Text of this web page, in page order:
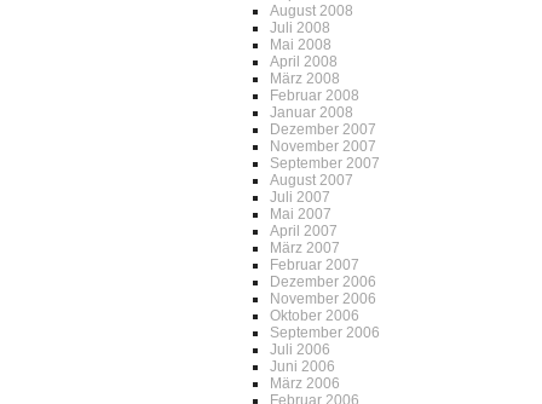
August 2008
Juli 2008
Mai 2008
April 2008
März 2008
Februar 2008
Januar 2008
Dezember 2007
November 2007
September 2007
August 2007
Juli 2007
Mai 2007
April 2007
März 2007
Februar 2007
Dezember 2006
November 2006
Oktober 2006
September 2006
Juli 2006
Juni 2006
März 2006
Februar 2006